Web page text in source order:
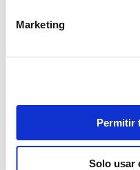
Marketing
Permitir
Solo usar
tipo de
piscinas, salas de
Un diseño
de residencias
estudio de
les otorga una